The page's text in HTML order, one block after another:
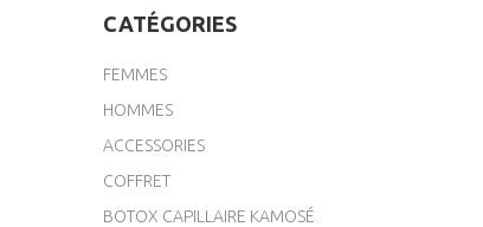
CATÉGORIES
FEMMES
HOMMES
ACCESSORIES
COFFRET
BOTOX CAPILLAIRE KAMOSÉ